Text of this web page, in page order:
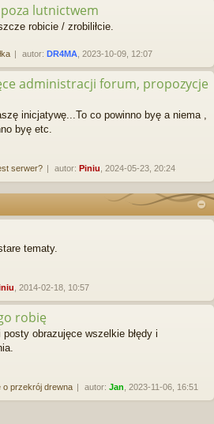
lutnictwem
robicie / zrobiliłcie.
autor: DR4MA , 2023-10-09, 12:07
administracji forum, propozycje
inicjatywę...To co powinno byę a niema ,
byę etc.
serwer? autor: Piniu , 2024-05-23, 20:24
tematy.
, 2014-02-18, 10:57
robię
obrazujęce wszelkie błędy i
o przekrój drewna autor: Jan , 2023-11-06, 16:51